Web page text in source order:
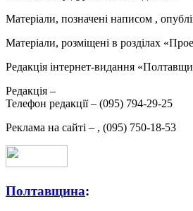
Матеріали, позначені написом ,
Матеріали, розміщені в розділах
Редакція інтернет-видання
Редакція –
Телефон редакції – (095) 794-29-25
Реклама на сайті – , (095) 750-18-53
Полтавщина: